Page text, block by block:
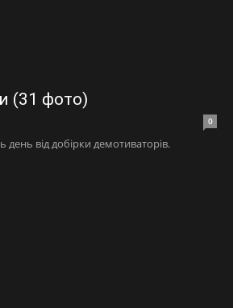
(31 фото)
0
день від добірки демотиваторів.